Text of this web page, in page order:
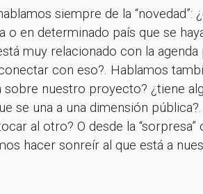
¡Gracias
siempre de la
o en determinado país que se
muy relacionado con la
con eso?. Hablamos
sobre nuestro proyecto? ¿tiene
se una a una dimensión
al otro? O desde la
hacer sonreír al que está a